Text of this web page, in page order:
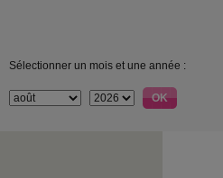
Sélectionner un mois et une année :